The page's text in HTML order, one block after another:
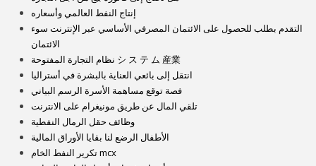
إنتاج النفط العالمي وأسعاره
التقدم بطلب للحصول على الائتمان المصرفي الأساسي عبر الإنترنت سوء
الائتمان
نظام التجارة المفتوحة シ ス テ ム 産業
انتقل إلى بائعي العناية بالبشرة في أستراليا
فصة توقع مساهمة الأسرة الرسم البياني
تلقي المال عن طريق مونيغرام على الانترنت
وظائف حقل الرمال النفطية
الأطفال الرضع لنا بقايا الأوراق المالية
تكرير النفط الخام mcx